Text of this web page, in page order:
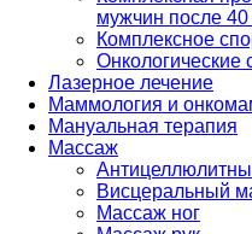
мужчин после 40
Комплексное
Онкологические
Лазерное лечение
Маммология и
Мануальная терапия
Массаж
Висцеральный
Массаж ног